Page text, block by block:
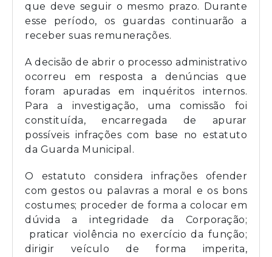
que deve seguir o mesmo prazo. Durante
esse período, os guardas continuarão a
receber suas remunerações.
A decisão de abrir o processo administrativo
ocorreu em resposta a denúncias que
foram apuradas em inquéritos internos.
Para a investigação, uma comissão foi
constituída, encarregada de apurar
possíveis infrações com base no estatuto
da Guarda Municipal.
O estatuto considera infrações ofender
com gestos ou palavras a moral e os bons
costumes; proceder de forma a colocar em
dúvida a integridade da Corporação;
praticar violência no exercício da função;
dirigir veículo de forma imperita,